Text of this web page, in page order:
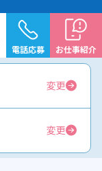
電話応募 お仕事紹介
変更
変更